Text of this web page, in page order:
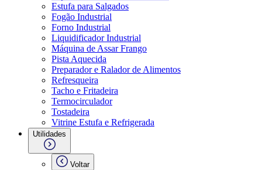
Estufa para Salgados
Fogão Industrial
Forno Industrial
Liquidificador Industrial
Máquina de Assar Frango
Pista Aquecida
Preparador e Ralador de Alimentos
Refresqueira
Tacho e Fritadeira
Termocirculador
Tostadeira
Vitrine Estufa e Refrigerada
Utilidades
Voltar